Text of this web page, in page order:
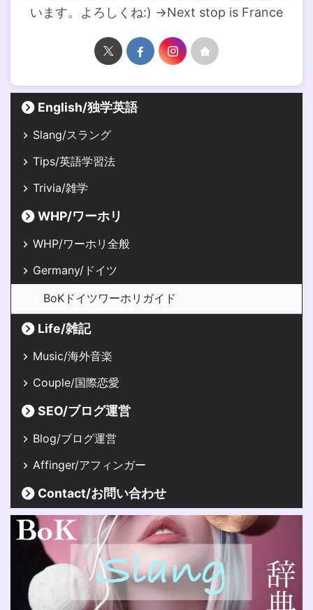
います。よろしくね:) →Next stop is France
English/独学英語
Slang/スラング
Tips/英語学習法
Trivia/雑学
WHP/ワーホリ
WHP/ワーホリ全般
Germany/ドイツ
BoKドイツワーホリガイド
Life/雑記
Music/海外音楽
Couple/国際恋愛
SEO/ブログ運営
Blog/ブログ運営
Affinger/アフィンガー
Contact/お問い合わせ